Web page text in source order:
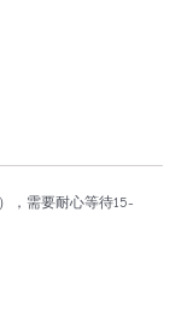
，需要耐心等待15-